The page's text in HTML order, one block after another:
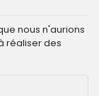
nous n'aurions
réaliser des